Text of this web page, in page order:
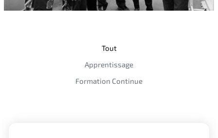
Apprentissage
Formation Continue
Tout